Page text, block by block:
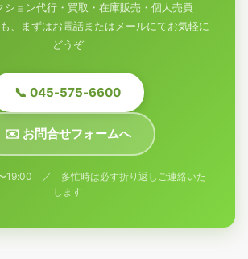
ション代行・買取・在庫販売・個人売買
、まずはお電話またはメールにてお気軽に
どうぞ
📞 045-575-6600
✉️ お問合せフォームへ
19:00 ／ 多忙時は必ず折り返しご連絡いた
します